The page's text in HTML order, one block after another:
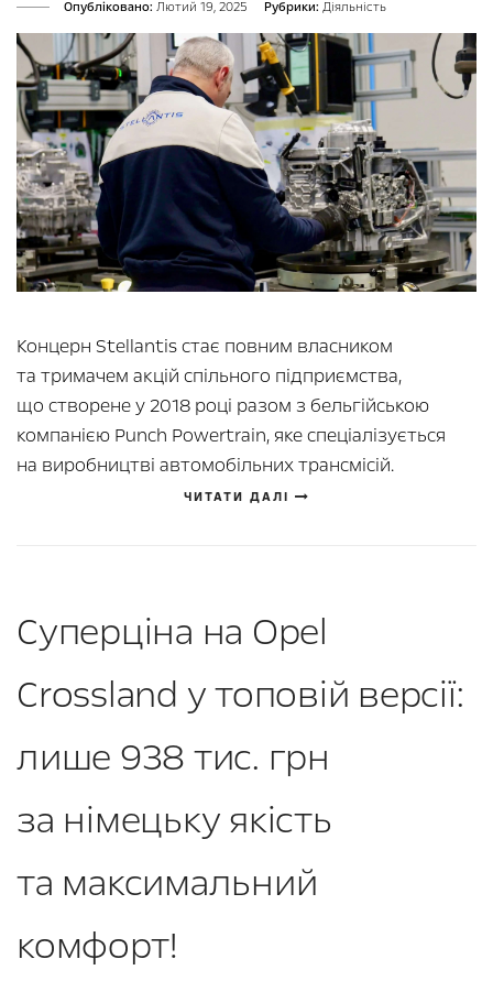
Опубліковано: Лютий 19, 2025 Рубрики: Діяльність
Концерн Stellantis стає повним власником
та тримачем акцій спільного підприємства,
що створене у 2018 році разом з бельгійською
компанією Punch Powertrain, яке спеціалізується
на виробництві автомобільних трансмісій.
ЧИТАТИ ДАЛІ
Суперціна на Opel
Crossland у топовій версії:
лише 938 тис. грн
за німецьку якість
та максимальний
комфорт!